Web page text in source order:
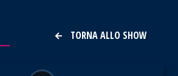
TORNA ALLO SHOW